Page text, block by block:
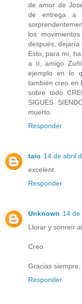
de amor de
de entrega a
los
después, dejaría
Esto, para mi,
a tí, amigo
ejemplo en lo
también creo en
sobre todo
SIGUES
muerto.
Responder
taio 14 de abril
excelent
Responder
Unknown 14 de
Llorar y sonreír
Creo.
Gracias siempre,
Responder